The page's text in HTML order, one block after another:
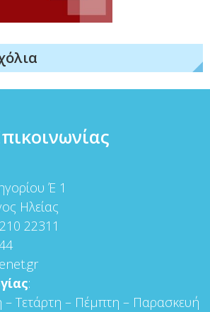
Έ 1
Ηλείας
22311
:
– Τετάρτη – Πέμπτη – Παρασκευή